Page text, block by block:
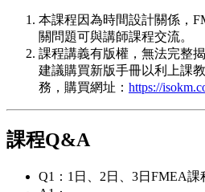
本課程因為時間設計關係，
關問題可與講師課程交流。
課程講義有版權，無法完整
建議購買新版手冊以利上課
務，購買網址： https://
課程Q&A
Q1：1日、2日、3日FMEA課